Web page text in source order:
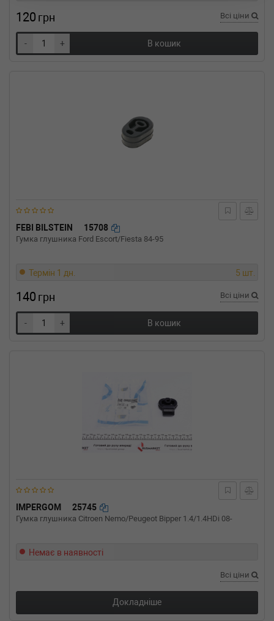
120 грн Всі ціни
- + В кошик
FEBI BILSTEIN 15708
Гумка глушника Ford Escort/Fiesta 84-95
Термін 1 дн. 5 шт.
140 грн Всі ціни
- + В кошик
IMPERGOM 25745
Гумка глушника Citroen Nemo/Peugeot Bipper 1.4/1.4HDi 08-
Немає в наявності
Всі ціни
Докладніше